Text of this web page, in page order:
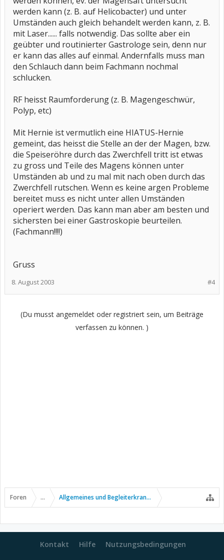
werden kann (z. B. auf Helicobacter) und unter
Umständen auch gleich behandelt werden kann, z. B.
mit Laser...... falls notwendig. Das sollte aber ein
geübter und routinierter Gastrologe sein, denn nur
er kann das alles auf einmal. Andernfalls muss man
den Schlauch dann beim Fachmann nochmal
schlucken.
RF heisst Raumforderung (z. B. Magengeschwür,
Polyp, etc)
Mit Hernie ist vermutlich eine HIATUS-Hernie
gemeint, das heisst die Stelle an der der Magen, bzw.
die Speiseröhre durch das Zwerchfell tritt ist etwas
zu gross und Teile des Magens können unter
Umständen ab und zu mal mit nach oben durch das
Zwerchfell rutschen. Wenn es keine argen Probleme
bereitet muss es nicht unter allen Umständen
operiert werden. Das kann man aber am besten und
sichersten bei einer Gastroskopie beurteilen.
(Fachmann!!!!)
Gruss
#4
8. August 2003
(Du musst angemeldet oder registriert sein, um Beiträge
verfassen zu können. )
Foren ... Allgemeines und Begleiterkrankungen
Kontakt Hilfe Nutzungsbedingungen